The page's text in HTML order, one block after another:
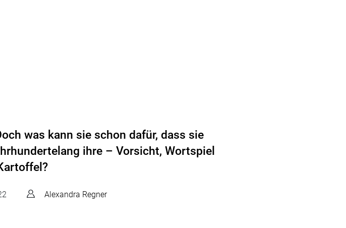
was kann sie schon dafür, dass sie
ihre – Vorsicht, Wortspiel
Alexandra Regner